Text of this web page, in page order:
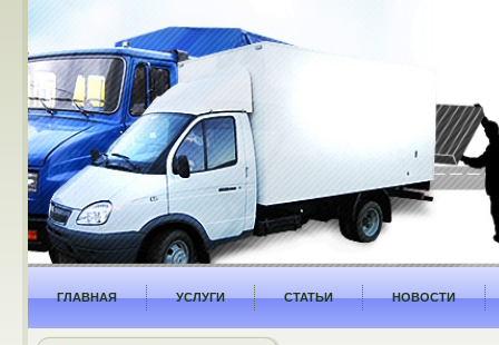
ГЛАВНАЯ УСЛУГИ СТАТЬИ НОВОСТИ